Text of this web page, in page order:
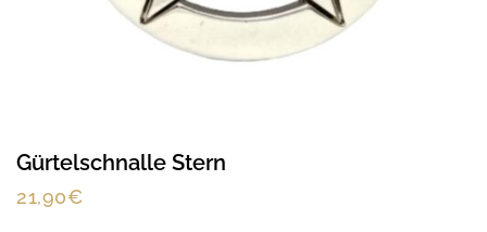
Gürtelschnalle Stern
21,90€